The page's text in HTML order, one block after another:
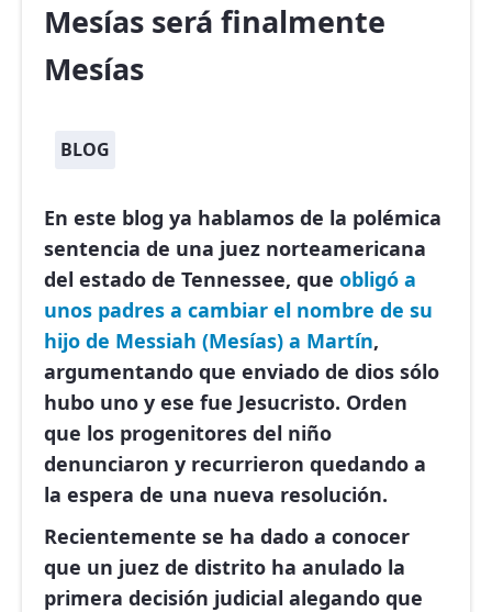
Mesías será finalmente
Mesías
BLOG
En este blog ya hablamos de la polémica
sentencia de una juez norteamericana
del estado de Tennessee, que obligó a
unos padres a cambiar el nombre de su
hijo de Messiah (Mesías) a Martín,
argumentando que enviado de dios sólo
hubo uno y ese fue Jesucristo. Orden
que los progenitores del niño
denunciaron y recurrieron quedando a
la espera de una nueva resolución.
Recientemente se ha dado a conocer
que un juez de distrito ha anulado la
primera decisión judicial alegando que